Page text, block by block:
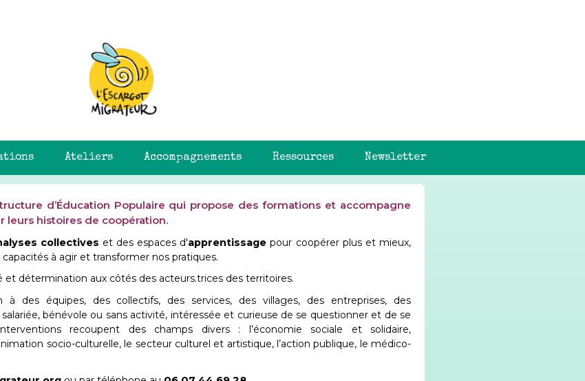
Ateliers Accompagnements Ressources Newsletter
d’Éducation Populaire qui propose des formations et accompagne
leurs histoires de coopération.
collectives et des espaces d'apprentissagepour coopérer plus et mieux,
à agir et transformer nos pratiques.
et détermination aux côtés des acteurs.trices des territoires.
à des équipes, des collectifs, des services, des villages, des entreprises, des
bénévole ou sans activité, intéressée et curieuse de se questionner et de se
recoupent des champs divers : l’économie sociale et solidaire,
socio-culturelle, le secteur culturel et artistique, l’action publique, le médico-